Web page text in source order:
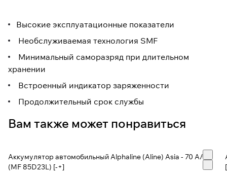
Высокие эксплуатационные показатели
Необслуживаемая технология SMF
Минимальный саморазряд при длительном
хранении
Встроенный индикатор заряженности
Продолжительный срок службы
Вам также может понравиться
Аккумулятор автомобильный Alphaline (Aline) Asia - 70 А/ч
(MF 85D23L) [-+]